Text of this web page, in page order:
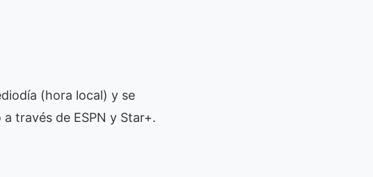
(hora local) y se
través de ESPN y Star+.